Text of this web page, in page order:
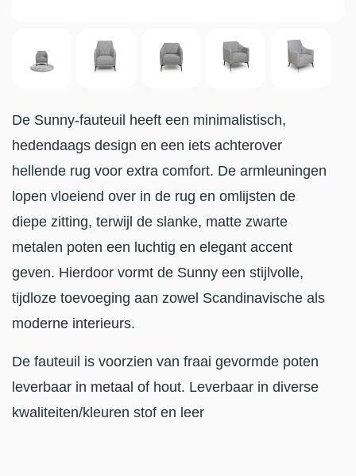
De Sunny-fauteuil heeft een minimalistisch,
hedendaags design en een iets achterover
hellende rug voor extra comfort. De armleuningen
lopen vloeiend over in de rug en omlijsten de
diepe zitting, terwijl de slanke, matte zwarte
metalen poten een luchtig en elegant accent
geven. Hierdoor vormt de Sunny een stijlvolle,
tijdloze toevoeging aan zowel Scandinavische als
moderne interieurs.
De fauteuil is voorzien van fraai gevormde poten
leverbaar in metaal of hout. Leverbaar in diverse
kwaliteiten/kleuren stof en leer